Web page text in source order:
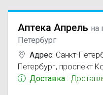
Аптека Апрель на
Петербург
Адрес: Санкт-
Петербург, проспект
Доставка :